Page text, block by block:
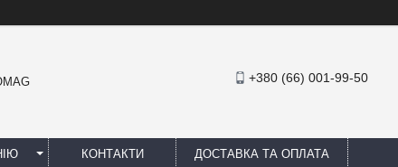
+380 (66) 001-99-50
КОНТАКТИ ДОСТАВКА ТА ОПЛАТА